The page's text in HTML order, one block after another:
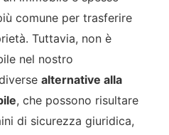
comune per trasferire
Tuttavia, non è
nel nostro
alternative alla
, che possono risultare
di sicurezza giuridica,